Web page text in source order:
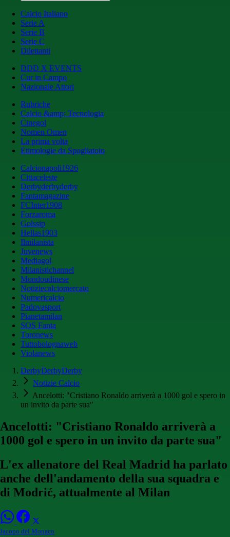
Calcio Italiano
Serie A
Serie B
Serie C
Dilettanti
DDD X EVENTS
Cur in Campo
Nazionale Attori
Rubriche
Calcio &amp; Tecnologia
Cinegol
Nomen Omen
La prima volta
Etimologie da Spogliatoio
Calcionapoli1926
Cittaceleste
Derbyderbyderby
Fantamagazine
FCInter1908
Forzaroma
Golssip
Hellas1903
Ilmilanista
Juvenews
Mediagol
Milanistichannel
Mondoudinese
Notiziecalciomercato
Numericalcio
Padovasport
Pianetamilan
SOS Fanta
Toronews
Tuttobolognaweb
Violanews
DerbyDerbyDerby
Notizie Calcio
Ancelotti: "Cristiano Ronaldo arriverà a 1000 gol e spero in
un invito da parte sua"
Ancelotti: "Cristiano Ronaldo arriverà a
1000 gol e spero in un invito da parte sua"
L'ex allenatore del Real Madrid ha parlato
anche dell'andamento della sua squadra e
di Modrić, attualmente al Milan
Jacopo del Monaco